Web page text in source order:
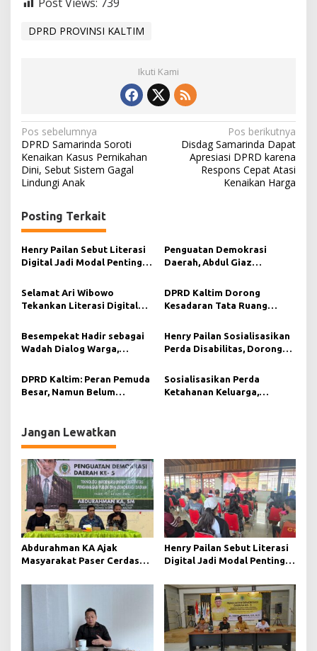
DPRD PROVINSI KALTIM
Ikuti Kami
N
a
v
g
a
s
p
o
s
Pos sebelumnya
DPRD Samarinda Soroti
Kenaikan Kasus Pernikahan
Dini, Sebut Sistem Gagal
Lindungi Anak
Pos berikutnya
Disdag Samarinda Dapat
Apresiasi DPRD karena
Respons Cepat Atasi
Kenaikan Harga
Posting Terkait
Henry Pailan Sebut Literasi
Digital Jadi Modal Penting
Lebih Terbuka
Penguatan Demokrasi
Daerah, Abdul Giaz
Teknologi Informasi
Selamat Ari Wibowo
Tekankan Literasi Digital
Modern di Pedalaman Kukar
DPRD Kaltim Dorong
Kesadaran Tata Ruang
Kaman
Besempekat Hadir sebagai
Wadah Dialog Warga,
Aspirasi Masyarakat Paser
Henry Pailan Sosialisasikan
Perda Disabilitas, Dorong
DPRD Kaltim: Peran Pemuda
Besar, Namun Belum
Sosialisasikan Perda
Ketahanan Keluarga,
Jangan Lewatkan
Abdurahman KA Ajak
Masyarakat Paser Cerdas
Digital
Henry Pailan Sebut Literasi
Digital Jadi Modal Penting
Lebih Terbuka